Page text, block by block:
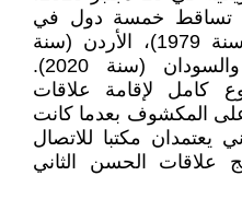
تساقط خمسة دول في
مخالب التطبيع وهي مصر (سنة 1979)، الأردن (سنة
1994) الإمارات والبحرين والسودان (سنة 2020).
كامل لإقامة علاقات
المكشوف بعدما كانت
يعتمدان مكتبا للاتصال
لتتويج علاقات الحسن الثاني